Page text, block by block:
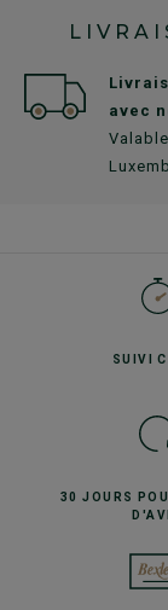
avec
SUIVI
30 JOURS